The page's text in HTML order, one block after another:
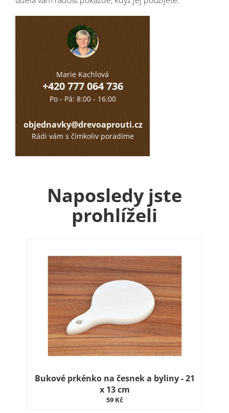
Marie Kachlová
+420 777 064 736
Po - Pá: 8:00 - 16:00
objednavky@drevoaprouti.cz
Rádi vám s čímkoliv poradíme
Naposledy jste
prohlíželi
Bukové prkénko na česnek a byliny - 21
x 13 cm
59 Kč